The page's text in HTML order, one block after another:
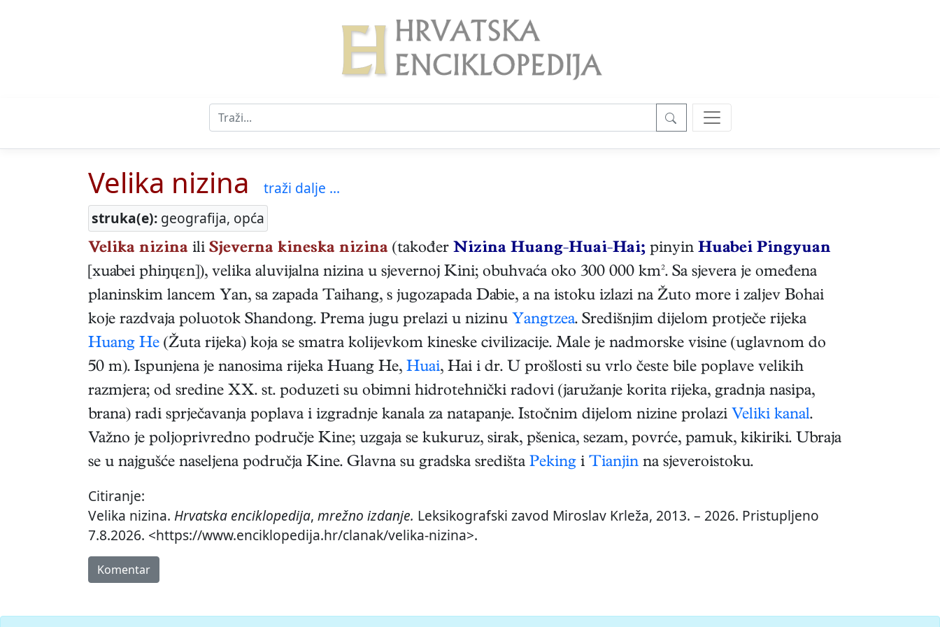
Velika nizina
traži dalje ...
struka(e): geografija, opća
Velika nizina ili Sjeverna kineska nizina (također Nizina Huang-Huai-Hai; pinyin Huabei Pingyuan
[xuabei phiŋɥɛn]), velika aluvijalna nizina u sjevernoj Kini; obuhvaća oko 300 000 km². Sa sjevera je omeđena
planinskim lancem Yan, sa zapada Taihang, s jugozapada Dabie, a na istoku izlazi na Žuto more i zaljev Bohai
koje razdvaja poluotok Shandong. Prema jugu prelazi u nizinu Yangtzea. Središnjim dijelom protječe rijeka
Huang He (Žuta rijeka) koja se smatra kolijevkom kineske civilizacije. Male je nadmorske visine (uglavnom do
50 m). Ispunjena je nanosima rijeka Huang He, Huai, Hai i dr. U prošlosti su vrlo česte bile poplave velikih
razmjera; od sredine XX. st. poduzeti su obimni hidrotehnički radovi (jaružanje korita rijeka, gradnja nasipa,
brana) radi sprječavanja poplava i izgradnje kanala za natapanje. Istočnim dijelom nizine prolazi Veliki kanal.
Važno je poljoprivredno područje Kine; uzgaja se kukuruz, sirak, pšenica, sezam, povrće, pamuk, kikiriki. Ubraja
se u najgušće naseljena područja Kine. Glavna su gradska središta Peking i Tianjin na sjeveroistoku.
Citiranje:
Velika nizina. Hrvatska enciklopedija, mrežno izdanje. Leksikografski zavod Miroslav Krleža, 2013. – 2026. Pristupljeno
7.8.2026. <https://www.enciklopedija.hr/clanak/velika-nizina>.
Komentar